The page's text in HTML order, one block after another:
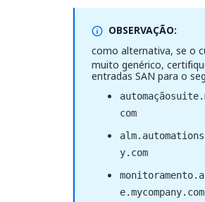
OBSERVAÇÃO:
como alternativa, se o
muito genérico,
entradas SAN para o
com
y.com
e.mycompany.com